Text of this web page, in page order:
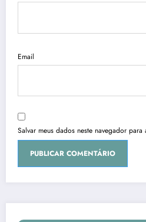
Email
Salvar meus dados neste navegador